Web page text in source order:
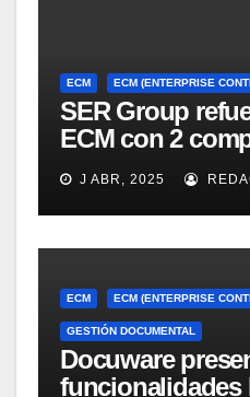
ECM ECM (ENTERPRISE
SER Group
ECM con 2
marzo
J ABR, 2025
ECM ECM (ENTERPRISE
GESTIÓN DOCUMENTAL
Docuware
funcionalidades